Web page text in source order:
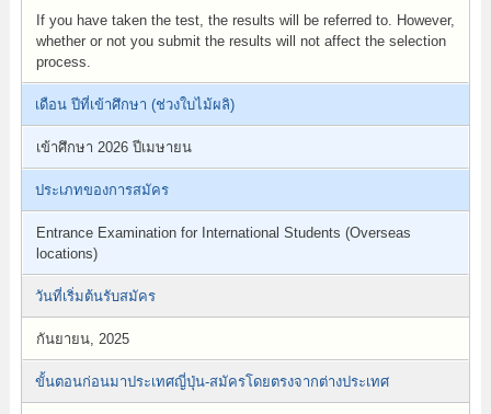
If you have taken the test, the results will be referred to. However,
whether or not you submit the results will not affect the selection
process.
เดือน ปีที่เข้าศึกษา (ช่วงใบไม้ผลิ)
เข้าศึกษา 2026 ปีเมษายน
ประเภทของการสมัคร
Entrance Examination for International Students (Overseas
locations)
วันที่เริ่มต้นรับสมัคร
กันยายน, 2025
ขั้นตอนก่อนมาประเทศญี่ปุ่น-สมัครโดยตรงจากต่างประเทศ